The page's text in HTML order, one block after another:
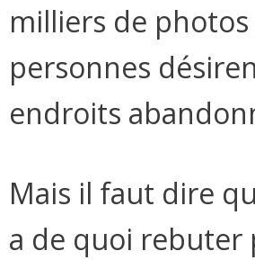
milliers de
personnes
endroits
Mais il faut dire
a de quoi rebuter